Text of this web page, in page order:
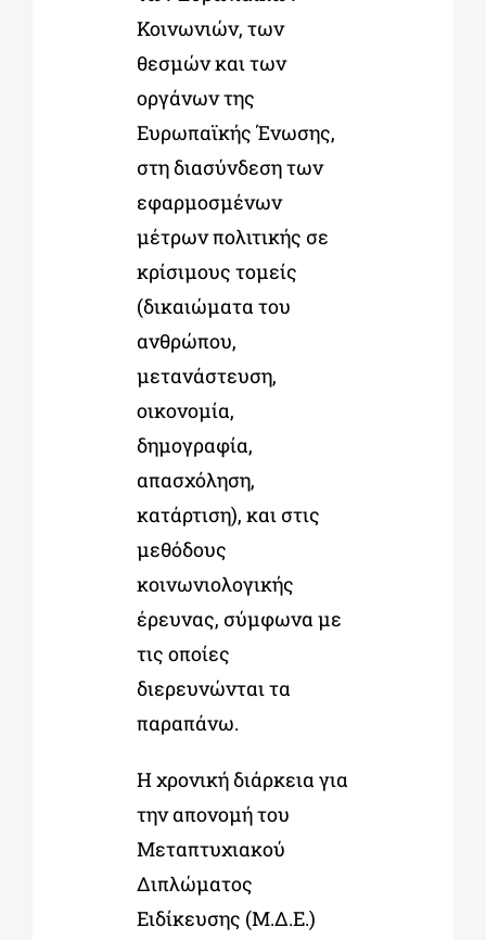
Κοινωνιών, των
θεσμών και των
οργάνων της
Ευρωπαϊκής Ένωσης,
στη διασύνδεση των
εφαρμοσμένων
μέτρων πολιτικής σε
κρίσιμους τομείς
(δικαιώματα του
ανθρώπου,
μετανάστευση,
οικονομία,
δημογραφία,
απασχόληση,
κατάρτιση), και στις
μεθόδους
κοινωνιολογικής
έρευνας, σύμφωνα με
τις οποίες
διερευνώνται τα
παραπάνω.
Η χρονική διάρκεια για
την απονομή του
Μεταπτυχιακού
Διπλώματος
Ειδίκευσης (Μ.Δ.Ε.)